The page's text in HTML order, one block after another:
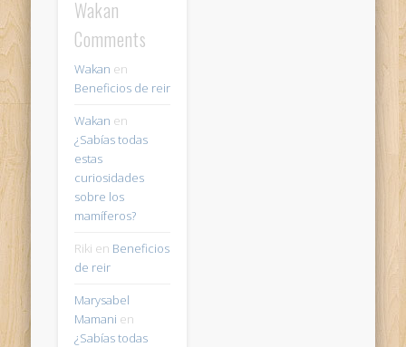
Wakan
Comments
Wakan en
Beneficios de reir
Wakan en
¿Sabías todas
estas
curiosidades
sobre los
mamíferos?
Riki en Beneficios
de reir
Marysabel
Mamani en
¿Sabías todas